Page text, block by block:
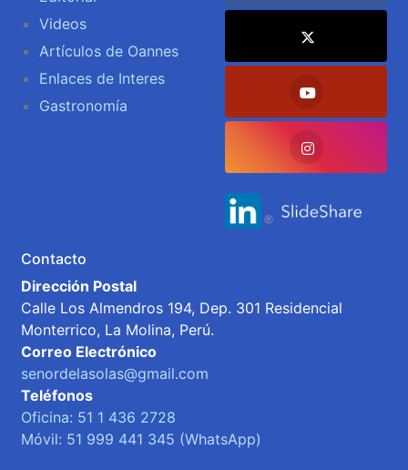
Videos
Artículos de Oannes
Enlaces de Interes
Gastronomía
Contacto
Dirección Postal
Calle Los Almendros 194, Dep. 301 Residencial
Monterrico, La Molina, Perú.
Correo Electrónico
senordelasolas@gmail.com
Teléfonos
Oficina: 51 1 436 2728
Móvil: 51 999 441 345 (WhatsApp)